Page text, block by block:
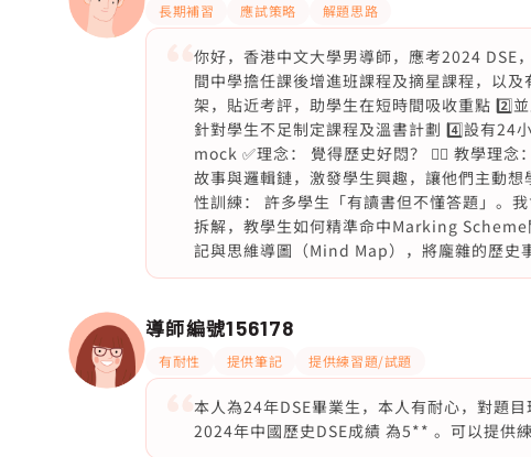
長期補習 應試策略 解題思路
你好，香港中文大學男導師，應考2024
間中學擔任課後增進班課程及摘星課程，以
架，貼近考評，助學生在短時間吸收重點 2️⃣
針對學生不足制定課程及溫書計劃 4️⃣設有
mock ✅理念： 覺得歷史好悶？ 👉🏻 教學理
故事與邏輯鏈，激發學生興趣，讓他們主動想
性訓練： 許多學生「有讀書但不懂答題」。
拆解，教學生如何精準命中Marking Scheme
記與思維導圖（Mind Map），將龐雜的歷史
導師編號156178
有耐性 提供筆記 提供練習題/試題
本人為24年DSE畢業生，本人有耐心，對題
2024年中國歷史DSE成績 為5** 。可以提供